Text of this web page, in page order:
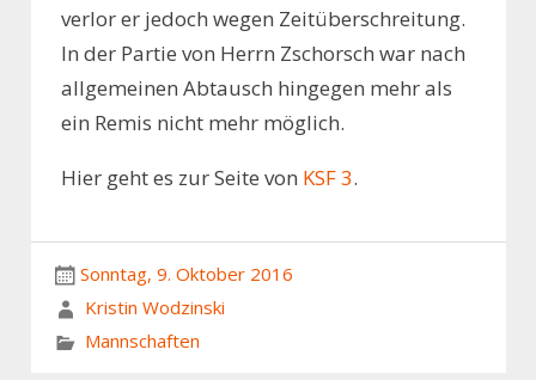
verlor er jedoch wegen Zeitüberschreitung.
In der Partie von Herrn Zschorsch war nach
allgemeinen Abtausch hingegen mehr als
ein Remis nicht mehr möglich.
Hier geht es zur Seite von KSF 3.
Sonntag, 9. Oktober 2016
Kristin Wodzinski
Mannschaften